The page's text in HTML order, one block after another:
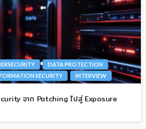
DATA PROTECTION
SECURITY INTERVIEW
จาก Patching ไปสู่ Exposure